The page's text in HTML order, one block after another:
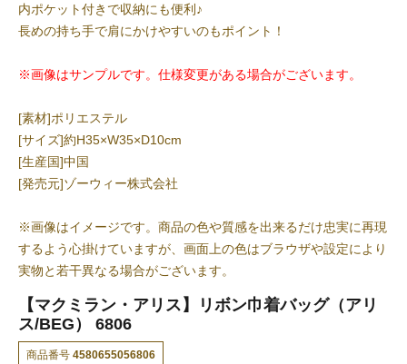
内ポケット付きで収納にも便利♪
長めの持ち手で肩にかけやすいのもポイント！
※画像はサンプルです。仕様変更がある場合がございます。
[素材]ポリエステル
[サイズ]約H35×W35×D10cm
[生産国]中国
[発売元]ゾーウィー株式会社
※画像はイメージです。商品の色や質感を出来るだけ忠実に再現
するよう心掛けていますが、画面上の色はブラウザや設定により
実物と若干異なる場合がございます。
【マクミラン・アリス】リボン巾着バッグ（アリ
ス/BEG） 6806
商品番号 4580655056806